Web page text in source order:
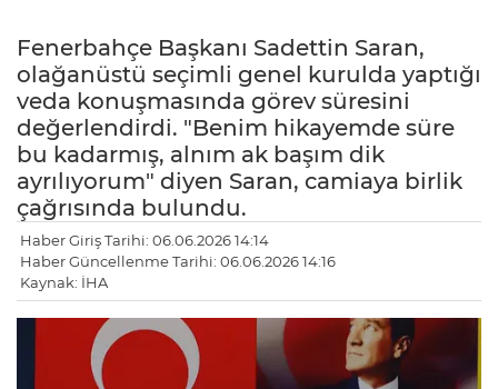
Fenerbahçe Başkanı Sadettin Saran,
olağanüstü seçimli genel kurulda yaptığı
veda konuşmasında görev süresini
değerlendirdi. "Benim hikayemde süre
bu kadarmış, alnım ak başım dik
ayrılıyorum" diyen Saran, camiaya birlik
çağrısında bulundu.
Haber Giriş Tarihi: 06.06.2026 14:14
Haber Güncellenme Tarihi: 06.06.2026 14:16
Kaynak: İHA